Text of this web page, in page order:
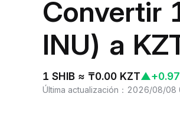
Convertir
INU) a
1 SHIB ≈ ₸0.00 KZT▲
Última actualización ： 2026/08/08